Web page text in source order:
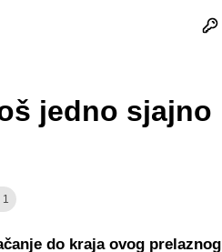
jedno sjajno
1
do kraja ovog prelaznog